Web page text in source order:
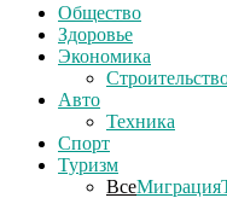
Общество
Здоровье
Экономика
Авто
Техника
Спорт
Туризм
ВсеМиграция